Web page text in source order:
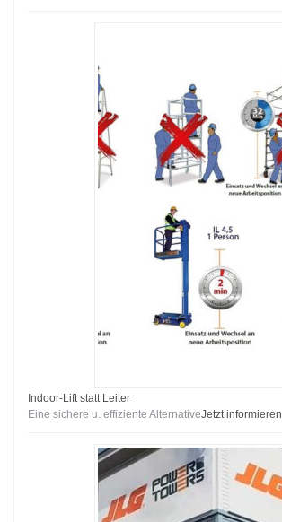
Indoor-Lift statt Leiter
Eine sichere u. effiziente AlternativeJetzt informieren